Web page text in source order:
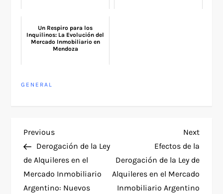
Un Respiro para los
Inquilinos: La Evolución del
Mercado Inmobiliario en
Mendoza
GENERAL
P
o
s
Previous
Post
Previous
Derogación de la Ley
de Alquileres en el
Mercado Inmobiliario
Argentino: Nuevos
Next
Post
Next
Efectos de la
Derogación de la Ley de
Alquileres en el Mercado
Inmobiliario Argentino